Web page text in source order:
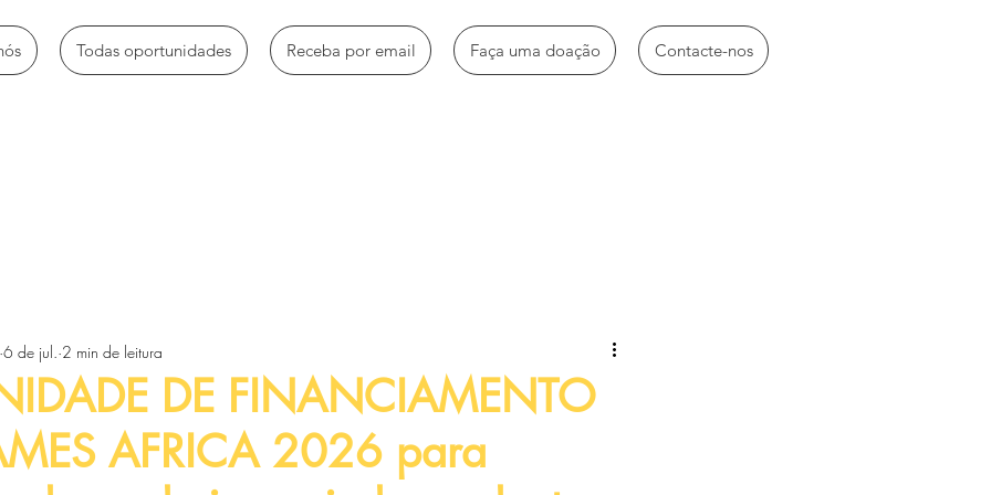
Todas oportunidades Receba por email Faça uma doação Contacte-nos
e trabalhos sociais
Artigos
DE FINANCIAMENTO
AFRICA 2026 para
6 de jul. 2 min de leitura